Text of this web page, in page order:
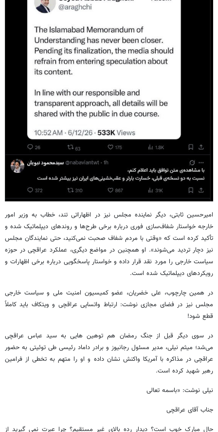
امیرحسین ثابتی، دیگر نماینده مجلس نیز در اظهاراتی تند، خطاب به وزیر امور
خارجه خواستار شفاف‌سازی فوری درباره برخی طرح‌ها و روندهای دیپلماتیک شده و
تأکید کرده است که «وقتی با مردم شفاف صحبت نمی‌کنید، حتی نمایندگان مجلس
نیز دچار تردید می‌شوند». او همچنین در مواضع دیگری، عملکرد عراقچی در حوزه
سیاست خارجی را مورد نقد قرار داده و خواستار پاسخگویی درباره برخی اظهارات و
رویکردهای دیپلماتیک شده است.
در همین چارچوب، علی خضریان، عضو کمیسیون امنیت ملی و سیاست خارجی
مجلس نیز در فضای مجازی نوشت: ارتباط واتساپی عراقچی و ویتکاف باید کاملاً
قطع شود!
در سوی دیگر قبل از جنگ رمضان هم توهین هایی به سید عباس عراقچی
می‌شد؛ میثم نیلی، مدیر مسئول رجانیوز و برادر داماد رئیسی طی توئیتی به حضور
عراقچی در مذاکره با آمریکا واکنش نشان داده و او را متهم به تخطی از فرامین
رهبر شهید کرده است.
نیلی نوشت: «باسمه تعالی
جناب آقای عراقچی
حال مبارک خوب است؟ دیدار رده بالای غیر مستقیم؟ چرا عبرت نمی گیرید از